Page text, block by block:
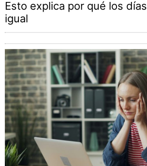
Esto explica por qué los
igual